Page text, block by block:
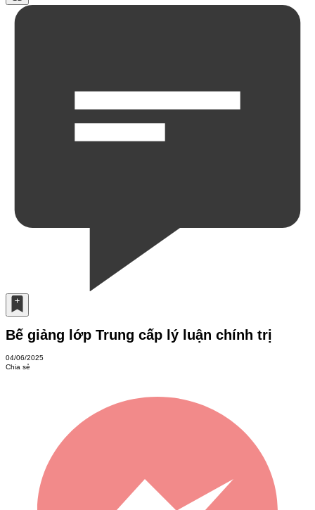
Bế giảng lớp Trung cấp lý luận chính trị
04/06/2025
Chia sẻ